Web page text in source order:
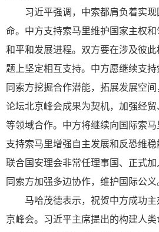
习近平强调，中索都肩负着实
命。中方支持索马里维护国家主权
和平和发展进程。双方要在涉及彼
题上坚定相互支持。中方愿继续支持
同索方挖掘合作潜能，拓展发展空
论坛北京峰会成果为契机，加强经贸
等领域合作。中方将继续向国际索马
支持索马里增强自主发展和反恐维
联合国安理会非常任理事国、正式
同索方加强多边协作，维护国际公义
马哈茂德表示，祝贺中方成功
京峰会。习近平主席提出的构建人